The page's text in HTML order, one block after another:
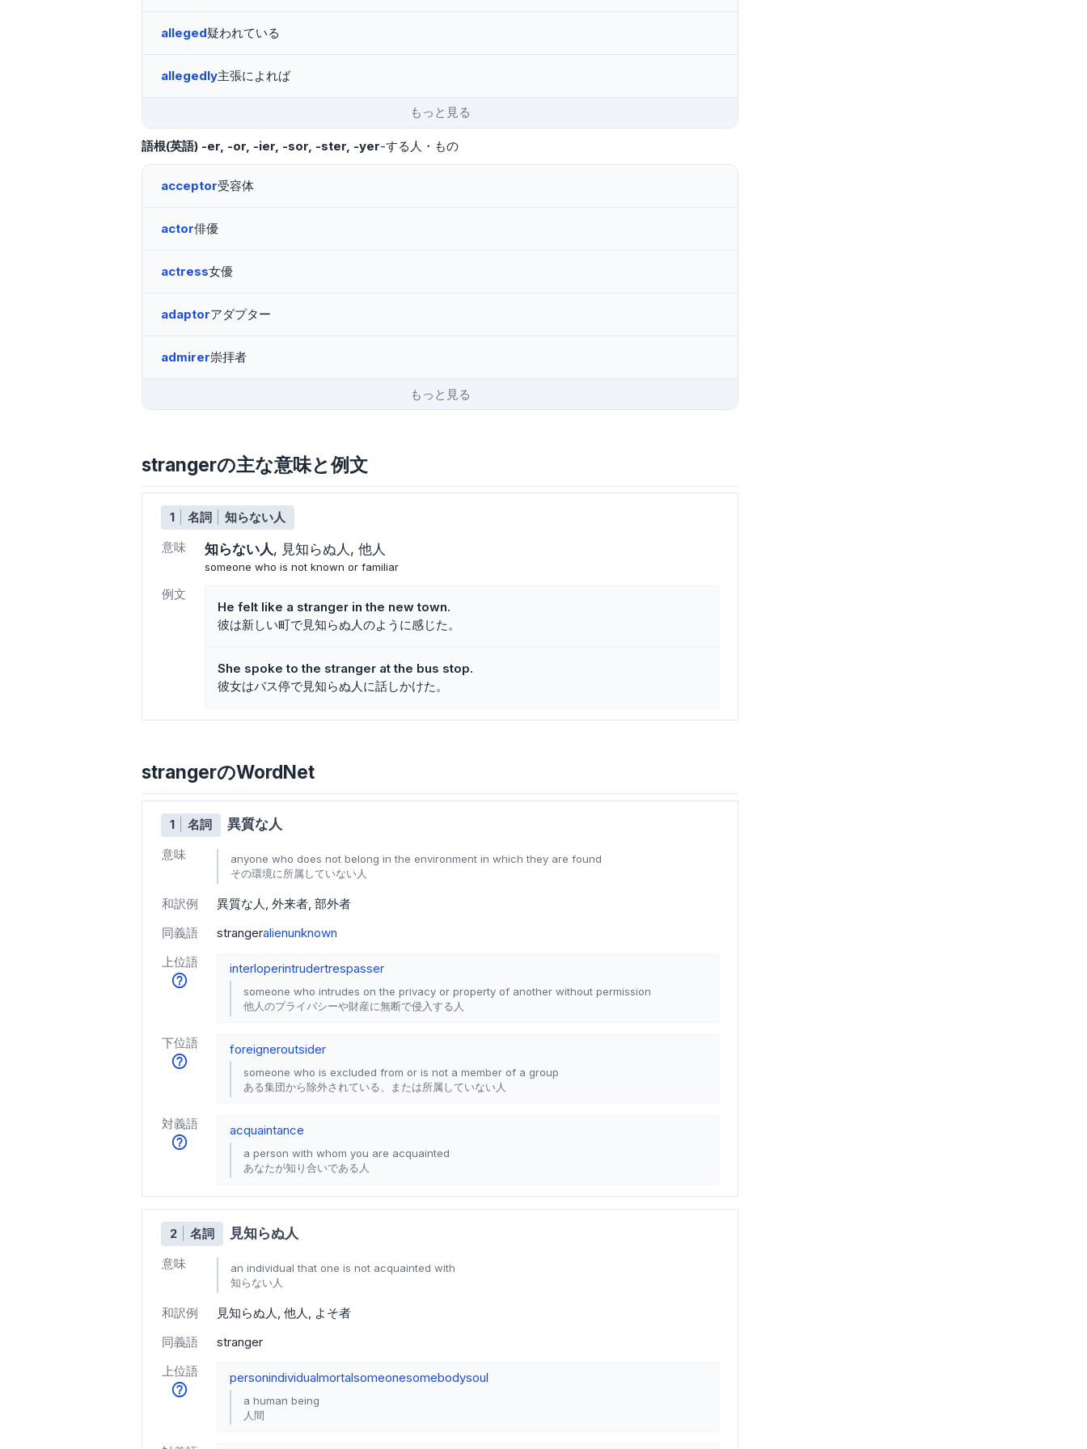
alleged疑われている
allegedly主張によれば
もっと見る
語根(英語) -er, -or, -ier, -sor, -ster, -yer-する人・もの
acceptor受容体
actor俳優
actress女優
adaptorアダプター
admirer崇拝者
もっと見る
strangerの主な意味と例文
1 名詞
知らない人
意味
知らない人 見知らぬ人 他人
someone who is not known or familiar
例文
He felt like a stranger in the new town.
彼は新しい町で見知らぬ人のように感じた。
She spoke to the stranger at the bus stop.
彼女はバス停で見知らぬ人に話しかけた。
strangerのWordNet
1 名詞 異質な人
意味
anyone who does not belong in the environment in which they are found
その環境に所属していない人
和訳例 異質な人 外来者 部外者
同義語
strangeralienunknown
上位語
interloperintrudertrespasser
someone who intrudes on the privacy or property of another without permission
他人のプライバシーや財産に無断で侵入する人
下位語 foreigneroutsider
someone who is excluded from or is not a member of a group
ある集団から除外されている、または所属していない人
対義語 acquaintance
a person with whom you are acquainted
あなたが知り合いである人
2 名詞 見知らぬ人
意味
an individual that one is not acquainted with
知らない人
和訳例 見知らぬ人 他人
よそ者
同義語
stranger
上位語
personindividualmortalsomeonesomebodysoul
a human being
人間